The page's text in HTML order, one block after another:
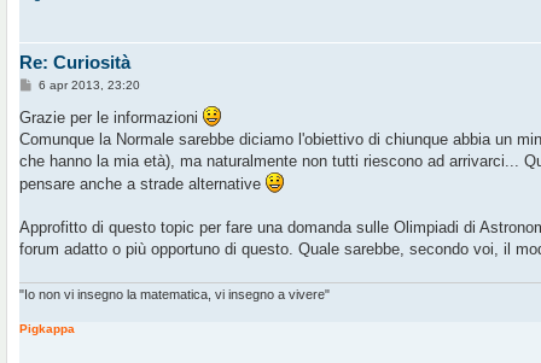
Re: Curiosità
M
s
a
g
i
6 apr 2013, 23:20
Grazie per le informazioni
Comunque la Normale sarebbe diciamo l'obiettivo di chiunque abbia un
che hanno la mia età), ma naturalmente non tutti riescono ad arrivarci...
pensare anche a strade alternative
Approfitto di questo topic per fare una domanda sulle Olimpiadi di
forum adatto o più opportuno di questo. Quale sarebbe, secondo voi, il
"Io non vi insegno la matematica, vi insegno a vivere"
Pigkappa